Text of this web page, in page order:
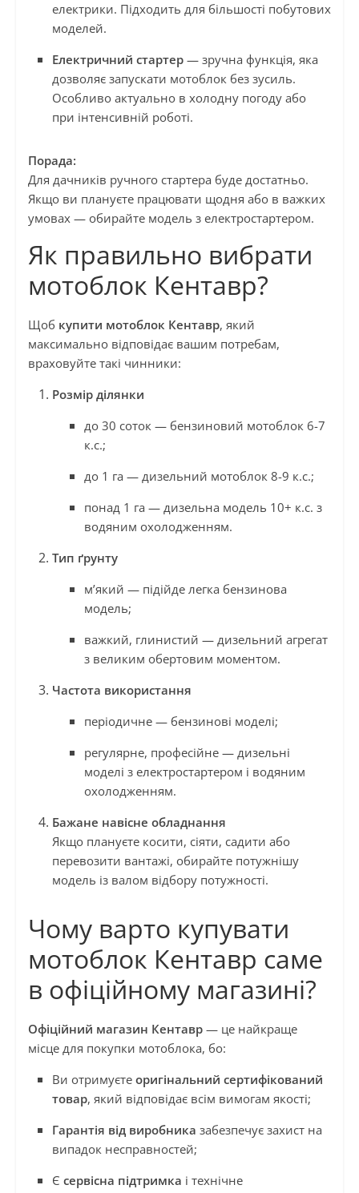
електрики. Підходить для більшості побутових
моделей.
Електричний стартер— зручна функція, яка
дозволяє запускати мотоблок без зусиль.
Особливо актуально в холодну погоду або
при інтенсивній роботі.
Порада:
Для дачників ручного стартера буде достатньо.
Якщо ви плануєте працювати щодня або в важких
умовах — обирайте модель з електростартером.
Як правильно вибрати
мотоблок Кентавр?
Щоб купити мотоблок Кентавр, який
максимально відповідає вашим потребам,
враховуйте такі чинники:
Розмір ділянки
до 30 соток — бензиновий мотоблок 6-7
к.с.;
до 1 га — дизельний мотоблок 8-9 к.с.;
понад 1 га — дизельна модель 10+ к.с. з
водяним охолодженням.
Тип ґрунту
м’який — підійде легка бензинова
модель;
важкий, глинистий — дизельний агрегат
з великим обертовим моментом.
Частота використання
періодичне — бензинові моделі;
регулярне, професійне — дизельні
моделі з електростартером і водяним
охолодженням.
Бажане навісне обладнання
Якщо плануєте косити, сіяти, садити або
перевозити вантажі, обирайте потужнішу
модель із валом відбору потужності.
Чому варто купувати
мотоблок Кентавр саме
в офіційному магазині?
Офіційний магазин Кентавр— це найкраще
місце для покупки мотоблока, бо:
Ви отримуєте оригінальний сертифікований
товар, який відповідає всім вимогам якості;
Гарантія від виробника забезпечує захист на
випадок несправностей;
Є сервісна підтримка і технічне